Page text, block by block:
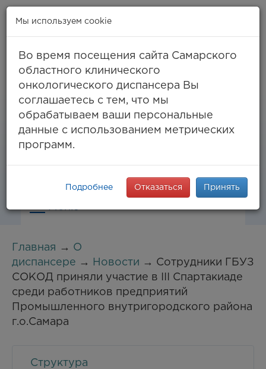
Самара, ул. Солнечная, 50
(тел. единый call-центр),
994-03-99факс
info@samaraonko.ru
Главная → О
диспансере → Новости → Сотрудники ГБУЗ
СОКОД приняли участие в III Спартакиаде
среди работников предприятий
Промышленного внутригородского района
г.о.Самара
Структура
Мы используем cookie
Во время посещения сайта Самарского
областного клинического
онкологического диспансера Вы
соглашаетесь с тем, что мы
обрабатываем ваши персональные
данные с использованием метрических
программ.
Подробнее Отказаться Принять